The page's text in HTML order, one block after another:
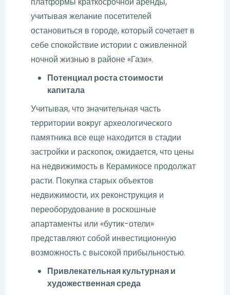
учитывая желание посетителей
остановиться в городе, который сочетает в
себе спокойствие истории с оживленной
ночной жизнью в районе «Гази».
Потенциал роста стоимости
капитала
Учитывая, что значительная часть
территории вокруг археологического
памятника все еще находится в стадии
застройки и раскопок, ожидается, что цены
на недвижимость в Керамикосе продолжат
расти. Покупка старых объектов
недвижимости, их реконструкция и
переоборудование в роскошные
апартаменты или «бутик-отели»
представляют собой инвестиционную
возможность с высокой прибыльностью.
Привлекательная культурная и
художественная среда